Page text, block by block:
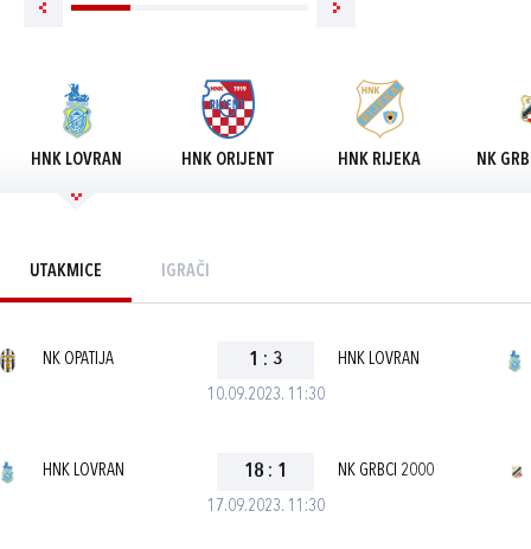
HNK LOVRAN HNK ORIJENT HNK RIJEKA NK
UTAKMICE IGRAČI
10.09.2023. 11:30
NK OPATIJA 1 : 3 HNK LOVRAN
17.09.2023. 11:30
HNK LOVRAN 18 : 1 NK GRBCI 2000